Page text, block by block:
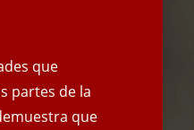
que
partes de la
que